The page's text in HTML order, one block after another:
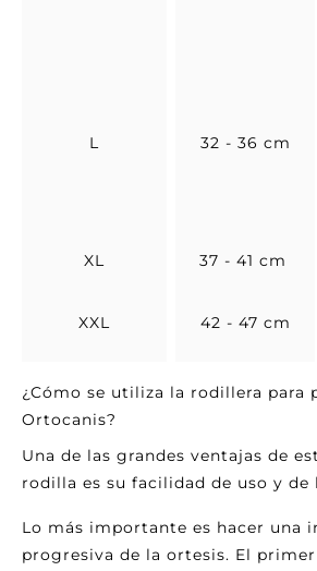
L 32 - 36 cm
XL 37 - 41 cm
XXL 42 - 47 cm
¿Cómo se utiliza la rodillera para
Ortocanis?
Una de las grandes ventajas de
rodilla es su facilidad de uso y de
Lo más importante es hacer una
progresiva de la ortesis. El